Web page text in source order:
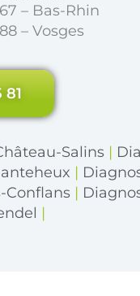
– Bas-Rhin
– Vosges
81
Salins|
|
Conflans|
|